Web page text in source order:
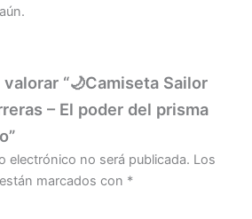
“🌙Camiseta Sailor
– El poder del prisma
electrónico no será publicada. Los
marcados con *